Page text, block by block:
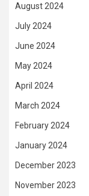
August 2024
July 2024
June 2024
May 2024
April 2024
March 2024
February 2024
January 2024
December 2023
November 2023